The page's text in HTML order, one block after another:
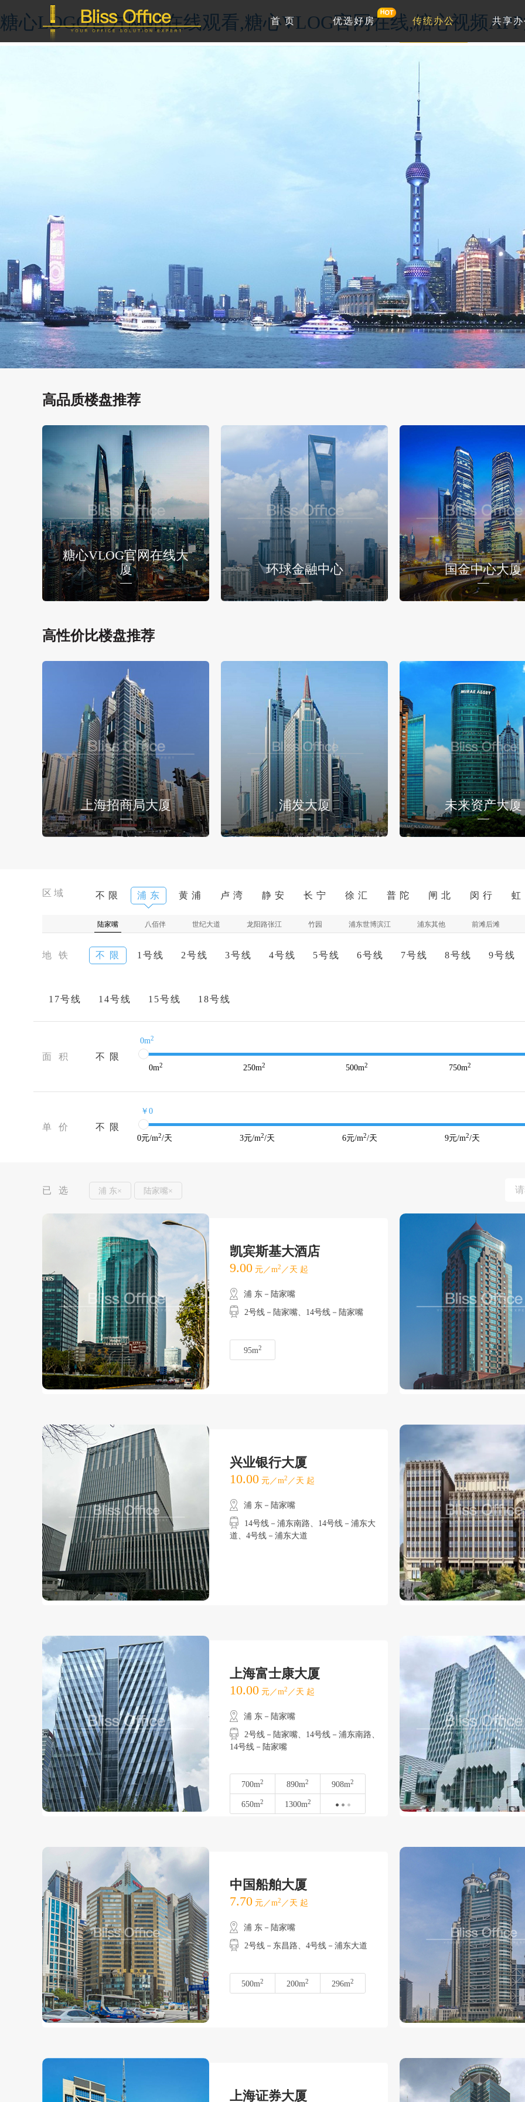
糖心LOGO官方网站在线观看,糖心VLOG官网在线,糖心视频
首 页 优选好房 传统办公 共享
高品质楼盘推荐
糖心VLOG官网在线大
厦
环球金融中心 国金中心大厦
高性价比楼盘推荐
上海招商局大厦 浦发大厦 未来资产大厦
区域 不 限 浦 东 黄 浦 卢 湾 静 安 长 宁 徐 汇 普 陀 闸 北 闵 行 虹
陆家嘴 八佰伴 世纪大道 龙阳路张江 竹园 浦东世博滨江 浦东其他 前滩后滩
地 铁 不 限 1号线 2号线 3号线 4号线 5号线 6号线 7号线 8号线 9号线
17号线 14号线 15号线 18号线
面 积 不 限
0m2
0m2 250m2 500m2 750m2
单 价 不 限
￥0
0元/m2/天 3元/m2/天 6元/m2/天 9元/m2/天
已 选 浦 东× 陆家嘴×
凯宾斯基大酒店
9.00 元／m2 ／天 起
浦 东－陆家嘴
2号线－陆家嘴、14号线－陆家嘴
95m2
兴业银行大厦
10.00 元／m2 ／天 起
浦 东－陆家嘴
14号线－浦东南路、14号线－浦东大
道、4号线－浦东大道
上海富士康大厦
10.00 元／m2 ／天 起
浦 东－陆家嘴
2号线－陆家嘴、14号线－浦东南路、
14号线－陆家嘴
700m2 890m2 908m2
650m2 1300m2
中国船舶大厦
7.70 元／m2 ／天 起
浦 东－陆家嘴
2号线－东昌路、4号线－浦东大道
500m2 200m2 296m2
上海证券大厦